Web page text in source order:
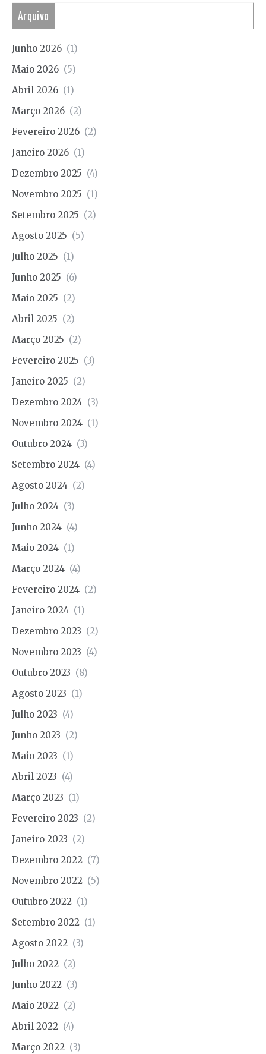
Arquivo
Junho 2026 (1)
Maio 2026 (5)
Abril 2026 (1)
Março 2026 (2)
Fevereiro 2026 (2)
Janeiro 2026 (1)
Dezembro 2025 (4)
Novembro 2025 (1)
Setembro 2025 (2)
Agosto 2025 (5)
Julho 2025 (1)
Junho 2025 (6)
Maio 2025 (2)
Abril 2025 (2)
Março 2025 (2)
Fevereiro 2025 (3)
Janeiro 2025 (2)
Dezembro 2024 (3)
Novembro 2024 (1)
Outubro 2024 (3)
Setembro 2024 (4)
Agosto 2024 (2)
Julho 2024 (3)
Junho 2024 (4)
Maio 2024 (1)
Março 2024 (4)
Fevereiro 2024 (2)
Janeiro 2024 (1)
Dezembro 2023 (2)
Novembro 2023 (4)
Outubro 2023 (8)
Agosto 2023 (1)
Julho 2023 (4)
Junho 2023 (2)
Maio 2023 (1)
Abril 2023 (4)
Março 2023 (1)
Fevereiro 2023 (2)
Janeiro 2023 (2)
Dezembro 2022 (7)
Novembro 2022 (5)
Outubro 2022 (1)
Setembro 2022 (1)
Agosto 2022 (3)
Julho 2022 (2)
Junho 2022 (3)
Maio 2022 (2)
Abril 2022 (4)
Março 2022 (3)